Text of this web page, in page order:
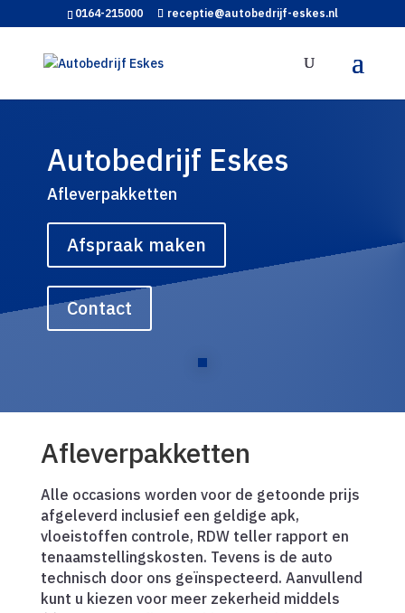
0164-215000 receptie@autobedrijf-eskes.nl
Autobedrijf Eskes
Afleverpakketten
Afspraak maken
Contact
Afleverpakketten
Alle occasions worden voor de getoonde prijs
afgeleverd inclusief een geldige apk,
vloeistoffen controle, RDW teller rapport en
tenaamstellingskosten. Tevens is de auto
technisch door ons geïnspecteerd. Aanvullend
kunt u kiezen voor meer zekerheid middels